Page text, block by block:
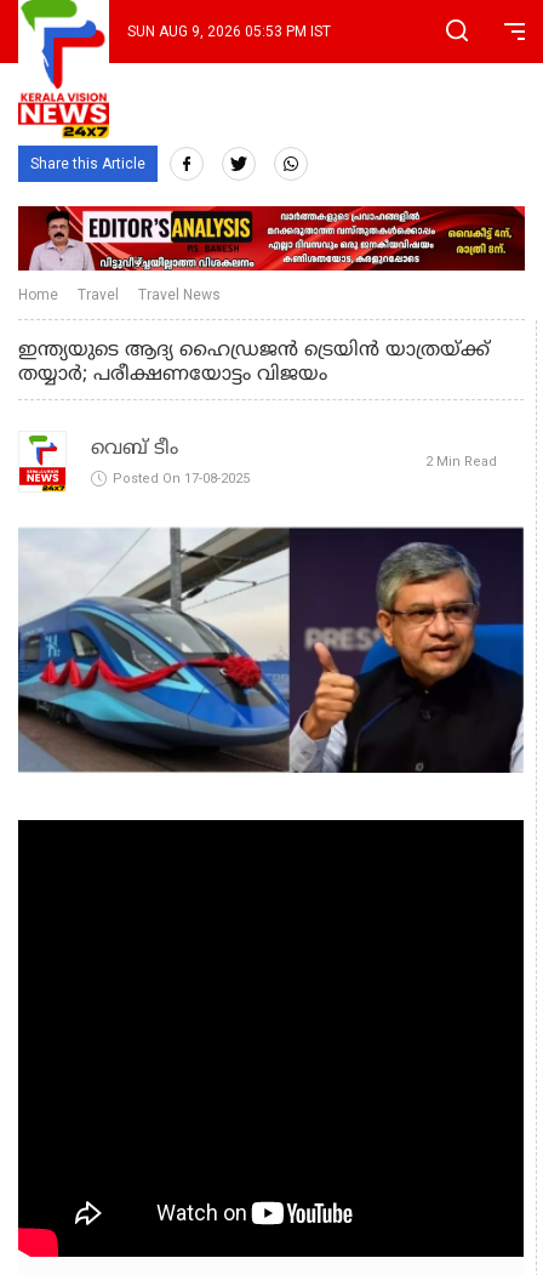
SUN AUG 9, 2026 05:53 PM IST
Share this Article
Home Travel Travel News
ഇന്ത്യയുടെ ആദ്യ ഹൈഡ്രജൻ ട്രെയിൻ യാത്രയ്ക്ക്
തയ്യാർ; പരീക്ഷണയോട്ടം വിജയം
വെബ് ടീം
Posted On 17-08-2025
2 Min Read